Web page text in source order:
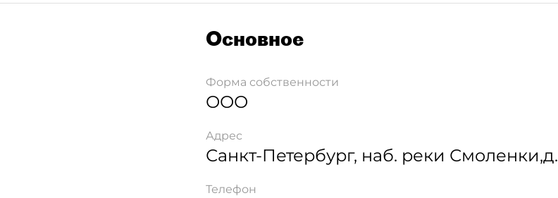
Основное
Форма собственности
ООО
Адрес
Санкт-Петербург, наб. реки Смоленки,д.
Телефон